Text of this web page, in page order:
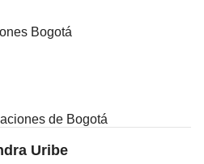
Bogotá
de Bogotá
Uribe